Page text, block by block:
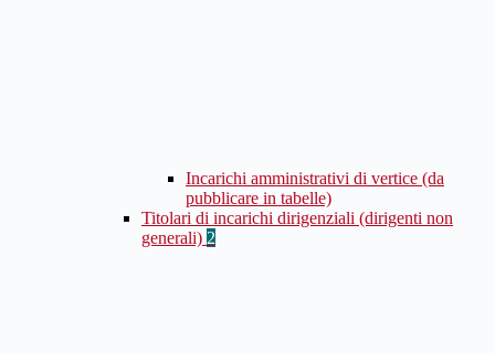
Incarichi amministrativi di vertice (da
pubblicare in tabelle)
Titolari di incarichi dirigenziali (dirigenti non
generali) 2